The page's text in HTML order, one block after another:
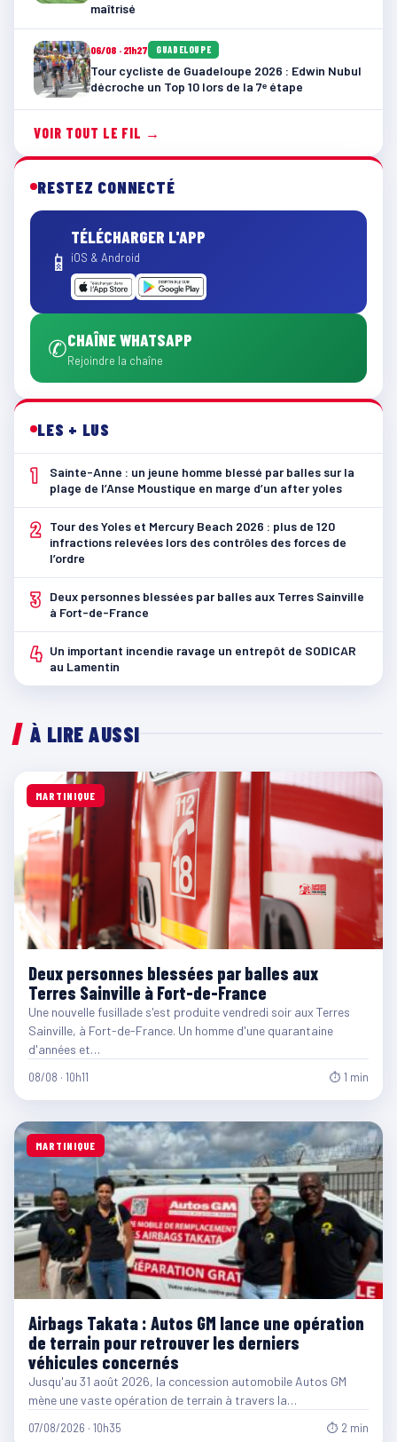
maîtrisé
06/08 · 21h27 GUADELOUPE
Tour cycliste de Guadeloupe 2026 : Edwin Nubul
décroche un Top 10 lors de la 7ᵉ étape
VOIR TOUT LE FIL →
RESTEZ CONNECTÉ
📱
TÉLÉCHARGER L'APP
iOS & Android
✆CHAÎNE WHATSAPP
Rejoindre la chaîne
LES + LUS
1
Sainte-Anne : un jeune homme blessé par balles sur la
plage de l’Anse Moustique en marge d’un after yoles
2
Tour des Yoles et Mercury Beach 2026 : plus de 120
infractions relevées lors des contrôles des forces de
l’ordre
3
Deux personnes blessées par balles aux Terres Sainville
à Fort-de-France
4 Un important incendie ravage un entrepôt de SODICAR
au Lamentin
À LIRE AUSSI
MARTINIQUE
Deux personnes blessées par balles aux
Terres Sainville à Fort-de-France
Une nouvelle fusillade s'est produite vendredi soir aux Terres
Sainville, à Fort-de-France. Un homme d'une quarantaine
d'années et…
08/08 · 10h11 ⏱ 1 min
MARTINIQUE
Airbags Takata : Autos GM lance une opération
de terrain pour retrouver les derniers
véhicules concernés
Jusqu'au 31 août 2026, la concession automobile Autos GM
mène une vaste opération de terrain à travers la…
07/08/2026 · 10h35 ⏱ 2 min